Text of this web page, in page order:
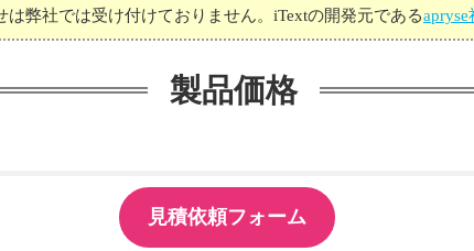
弊社では受け付けておりません。iTextの開発元であるapryse
製品価格
見積依頼フォーム